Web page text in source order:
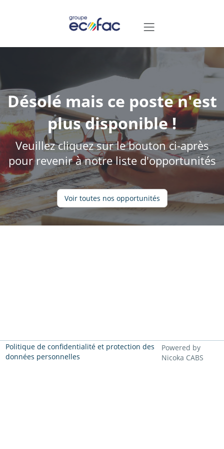
Désolé mais ce poste n'est
plus disponible !
Veuillez cliquez sur le bouton ci-après
pour revenir à notre liste d'opportunités
Voir toutes nos opportunités
Politique de confidentialité et protection des
données personnelles
Powered by
Nicoka CABS